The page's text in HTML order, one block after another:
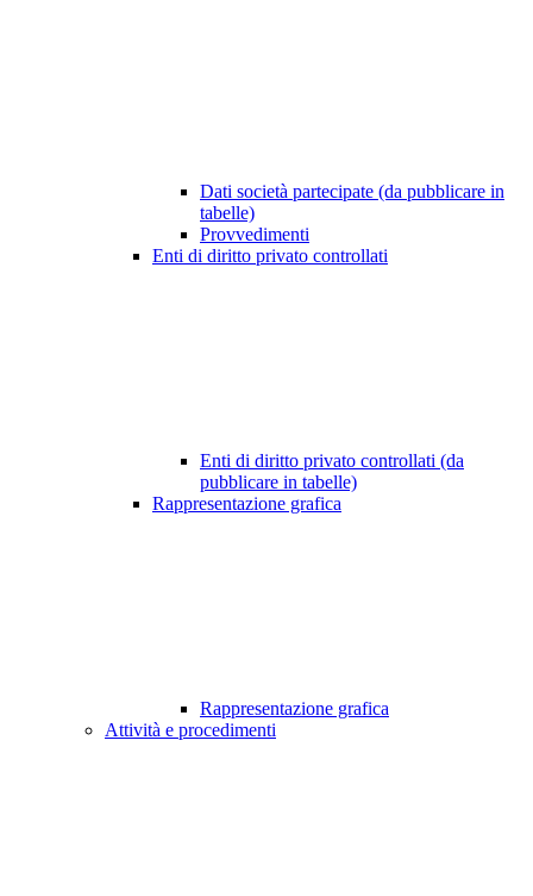
Dati società partecipate (da pubblicare in
tabelle)
Provvedimenti
Enti di diritto privato controllati
Enti di diritto privato controllati (da
pubblicare in tabelle)
Rappresentazione grafica
Rappresentazione grafica
Attività e procedimenti